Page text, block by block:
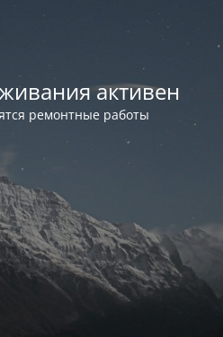
активен
ремонтные работы